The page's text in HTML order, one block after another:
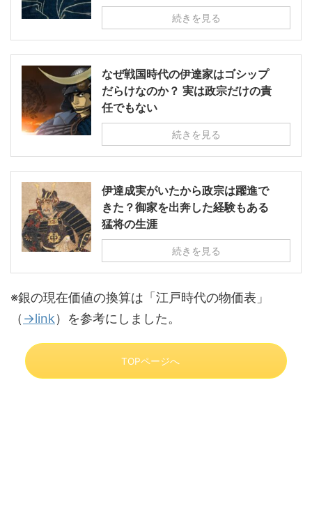
続きを見る
なぜ戦国時代の伊達家はゴシップ
だらけなのか？ 実は政宗だけの責
任でもない
続きを見る
伊達成実がいたから政宗は躍進で
きた？御家を出奔した経験もある
猛将の生涯
続きを見る
※銀の現在価値の換算は「江戸時代の物価表」
（ →link）を参考にしました。
TOPページへ